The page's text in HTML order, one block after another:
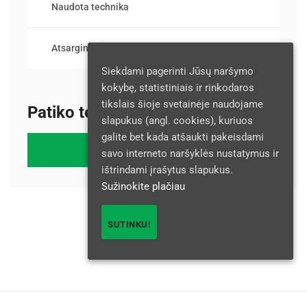
Naudota technika
Atsarginės dalys
Patiko technika?
GAUKITE PASIŪLYMĄ
Siekdami pagerinti Jūsų naršymo
kokybę, statistiniais ir rinkodaros
tikslais šioje svetainėje naudojame
slapukus (angl. cookies), kuriuos
galite bet kada atšaukti pakeisdami
savo interneto naršyklės nustatymus ir
ištrindami įrašytus slapukus.
Sužinokite plačiau
SUTINKU!